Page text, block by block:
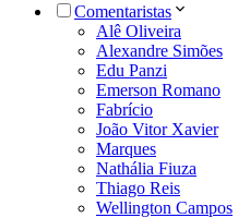
Comentaristas
Alê Oliveira
Alexandre Simões
Edu Panzi
Emerson Romano
Fabrício
João Vitor Xavier
Marques
Nathália Fiuza
Thiago Reis
Wellington Campos